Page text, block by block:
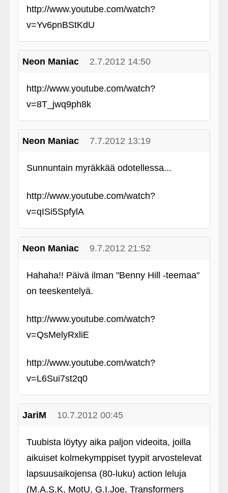
http://www.youtube.com/watch?
v=Yv6pnBStKdU
Neon Maniac 2.7.2012 14:50
http://www.youtube.com/watch?
v=8T_jwq9ph8k
Neon Maniac 7.7.2012 13:19
Sunnuntain myräkkää odotellessa...
http://www.youtube.com/watch?
v=qISi5SpfylA
Neon Maniac 9.7.2012 21:52
Hahaha!! Päivä ilman "Benny Hill ‑teemaa"
on teeskentelyä.
http://www.youtube.com/watch?
v=QsMelyRxliE
http://www.youtube.com/watch?
v=L6Sui7st2q0
JariM 10.7.2012 00:45
Tuubista löytyy aika paljon videoita, joilla
aikuiset kolmekymppiset tyypit arvostelevat
lapsuusaikojensa (80-luku) action leluja
(M.A.S.K, MotU, G.I.Joe, Transformers